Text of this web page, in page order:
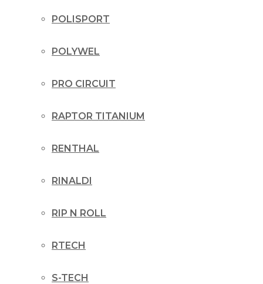
POLISPORT
POLYWEL
PRO CIRCUIT
RAPTOR TITANIUM
RENTHAL
RINALDI
RIP N ROLL
RTECH
S-TECH